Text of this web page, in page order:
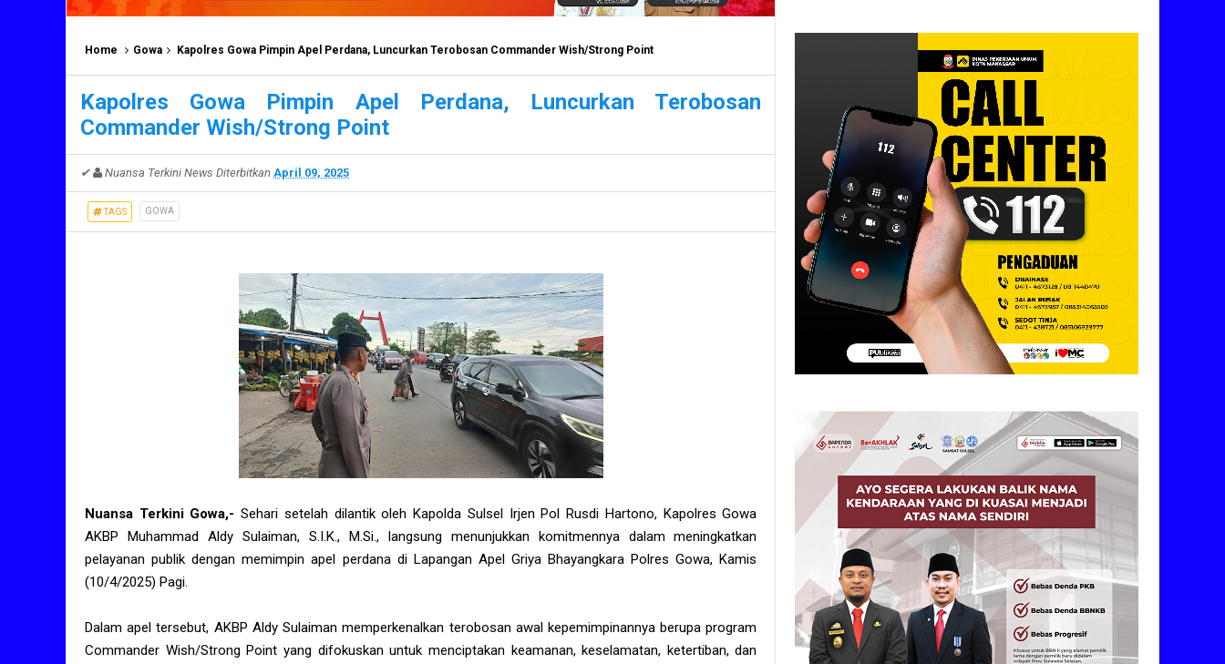
Home Gowa Kapolres Gowa Pimpin Apel Perdana, Luncurkan Terobosan Commander Wish/Strong Point
Kapolres Gowa Pimpin Apel Perdana, Luncurkan Terobosan
Commander Wish/Strong Point
✔ Nuansa Terkini News Diterbitkan April 09, 2025
TAGS GOWA
Nuansa Terkini Gowa,-Sehari setelah dilantik oleh Kapolda Sulsel Irjen Pol Rusdi Hartono, Kapolres Gowa
AKBP Muhammad Aldy Sulaiman, S.I.K., M.Si., langsung menunjukkan komitmennya dalam meningkatkan
pelayanan publik dengan memimpin apel perdana di Lapangan Apel Griya Bhayangkara Polres Gowa, Kamis
(10/4/2025) Pagi.
Dalam apel tersebut, AKBP Aldy Sulaiman memperkenalkan terobosan awal kepemimpinannya berupa program
Commander Wish/Strong Point yang difokuskan untuk menciptakan keamanan, keselamatan, ketertiban, dan